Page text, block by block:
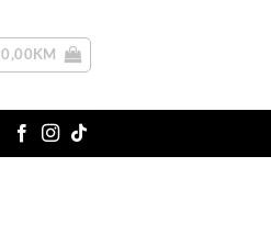
0,00KM